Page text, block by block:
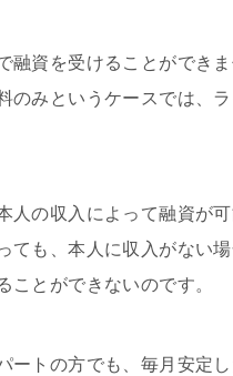
資を受けることができま
のみというケースでは、
の収入によって融資が
ても、本人に収入がない
ことができないのです。
ートの方でも、毎月安定